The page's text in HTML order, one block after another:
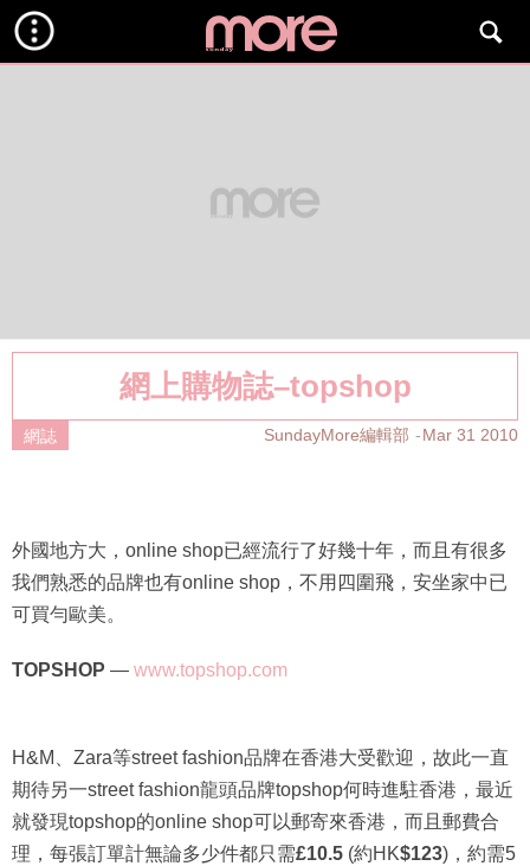
網上購物誌–topshop
網誌 SundayMore編輯部 Mar 31 2010
外國地方大，online shop已經流行了好幾十年，而且有很多
我們熟悉的品牌也有online shop，不用四圍飛，安坐家中已
可買勻歐美。
TOPSHOP — www.topshop.com
H&M、Zara等street fashion品牌在香港大受歡迎，故此一直
期待另一street fashion龍頭品牌topshop何時進駐香港，最近
就發現topshop的online shop可以郵寄來香港，而且郵費合
理，每張訂單計無論多少件都只需£10.5 (約HK$123)，約需5